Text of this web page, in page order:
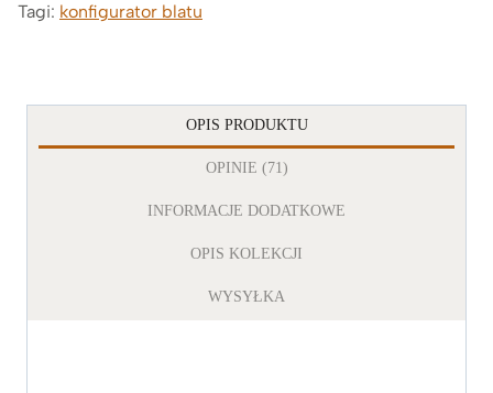
Tagi: konfigurator blatu
OPIS PRODUKTU
OPINIE (71)
INFORMACJE DODATKOWE
OPIS KOLEKCJI
WYSYŁKA